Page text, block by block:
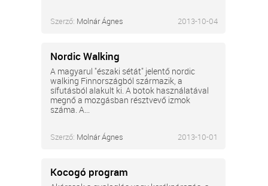
Szerző: Molnár Ágnes 2013-10-04
Nordic Walking
A magyarul "északi sétát" jelentő nordic
walking Finnországból származik, a
sífutásból alakult ki. A botok használatával
megnő a mozgásban résztvevő izmok
száma. A...
Szerző: Molnár Ágnes 2013-10-01
Kocogó program